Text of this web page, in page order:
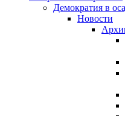
Демократия в
Новости